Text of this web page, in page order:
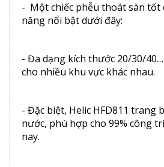
- Một chiếc phễu thoát sàn tốt
năng nổi bật dưới đây:
- Đa dạng kích thước 20/30/
cho nhiều khu vực khác nhau.
- Đặc biệt, Helic HFD811 trang
nước, phù hợp cho 99% công
nay.